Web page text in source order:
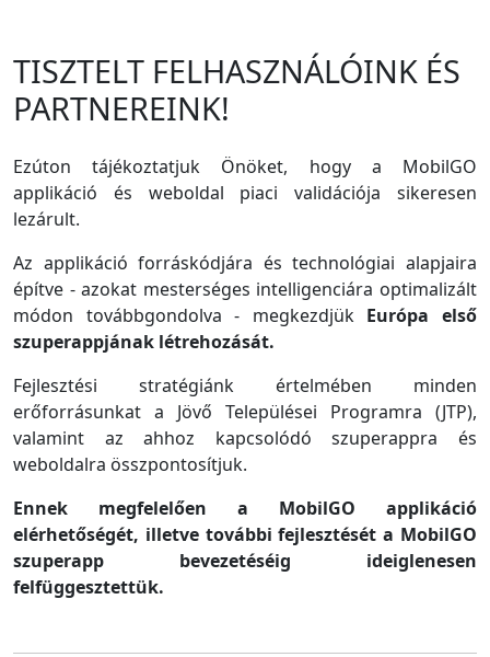
TISZTELT FELHASZNÁLÓINK ÉS
PARTNEREINK!
Ezúton tájékoztatjuk Önöket, hogy a MobilGO
applikáció és weboldal piaci validációja sikeresen
lezárult.
Az applikáció forráskódjára és technológiai alapjaira
építve - azokat mesterséges intelligenciára optimalizált
módon továbbgondolva - megkezdjük Európa első
szuperappjának létrehozását.
Fejlesztési stratégiánk értelmében minden
erőforrásunkat a Jövő Települései Programra (JTP),
valamint az ahhoz kapcsolódó szuperappra és
weboldalra összpontosítjuk.
Ennek megfelelően a MobilGO applikáció
elérhetőségét, illetve további fejlesztését a MobilGO
szuperapp bevezetéséig ideiglenesen
felfüggesztettük.